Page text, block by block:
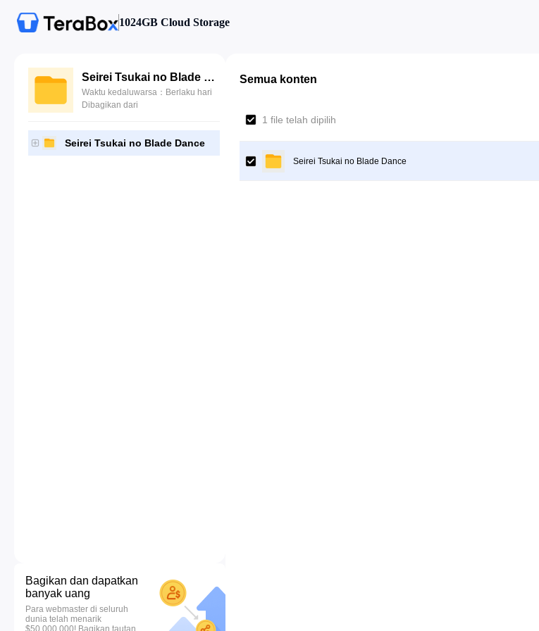
1024GB Cloud Storage
Seirei Tsukai no Blade Dance
Waktu kedaluwarsa：Berlaku hari
Dibagikan dari
Seirei Tsukai no Blade Dance
Bagikan dan dapatkan
banyak uang
Para webmaster di seluruh
dunia telah menarik
$50.000.000! Bagikan tautan
Semua konten
1 file telah dipilih
Seirei Tsukai no Blade Dance